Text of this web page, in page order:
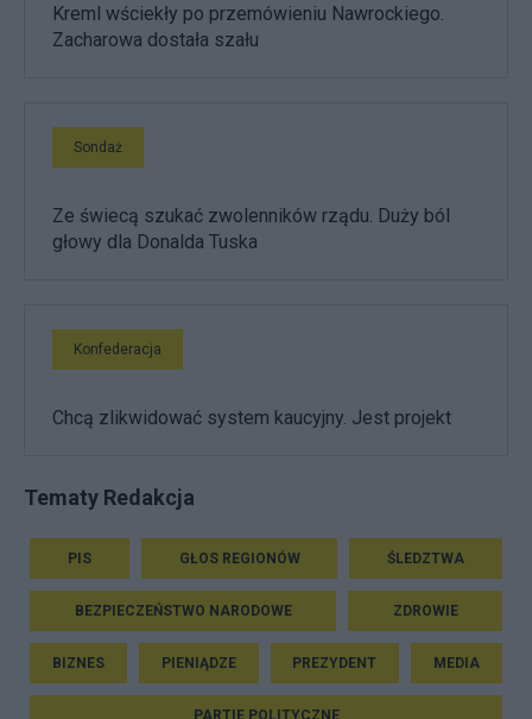
Kreml wściekły po przemówieniu Nawrockiego.
Zacharowa dostała szału
Sondaż
Ze świecą szukać zwolenników rządu. Duży ból
głowy dla Donalda Tuska
Konfederacja
Chcą zlikwidować system kaucyjny. Jest projekt
Tematy Redakcja
PIS GŁOS REGIONÓW ŚLEDZTWA
BEZPIECZEŃSTWO NARODOWE ZDROWIE
BIZNES PIENIĄDZE PREZYDENT MEDIA
PARTIE POLITYCZNE